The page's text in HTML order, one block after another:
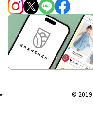
© 2019
""